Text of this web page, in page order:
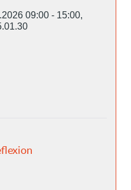
09:00 - 15:00,